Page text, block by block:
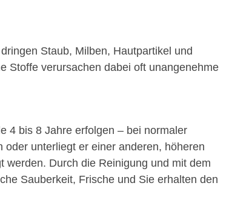
Staub, Milben, Hautpartikel und
Stoffe verursachen dabei oft unangenehme
4 bis 8 Jahre erfolgen – bei normaler
unterliegt er einer anderen, höheren
werden. Durch die Reinigung und mit dem
Sauberkeit, Frische und Sie erhalten den